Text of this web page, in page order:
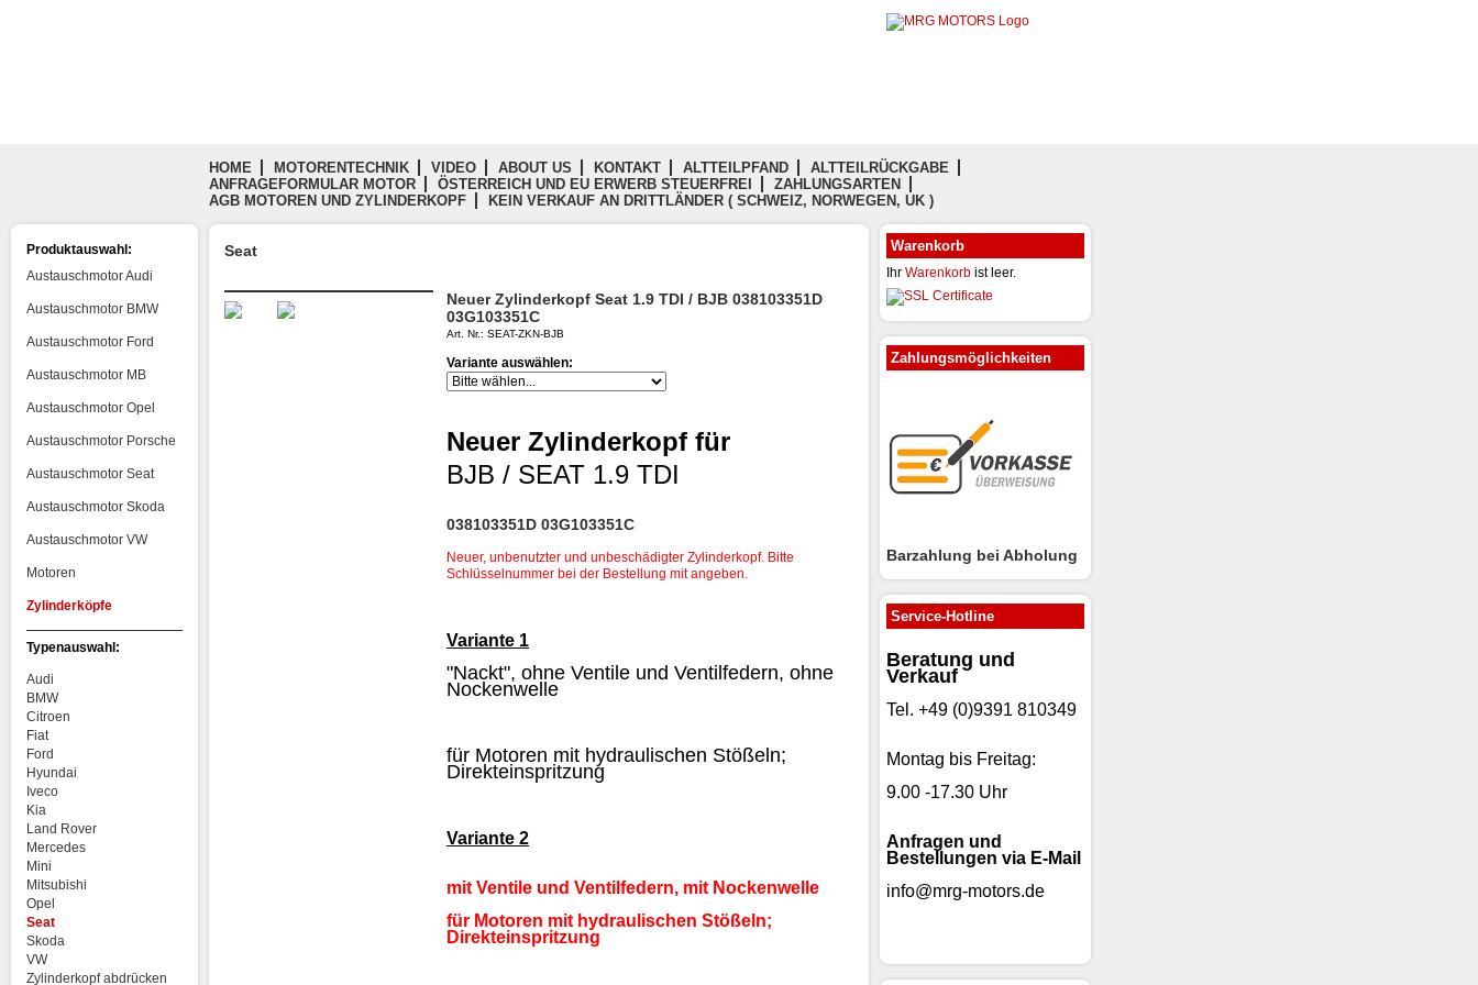
HOME MOTORENTECHNIK VIDEO ABOUT US KONTAKT ALTTEILPFAND
ALTTEILRÜCKGABE
ANFRAGEFORMULAR MOTOR
ÖSTERREICH UND EU ERWERB STEUERFREI
ZAHLUNGSARTEN
AGB MOTOREN UND ZYLINDERKOPF
KEIN VERKAUF AN DRITTLÄNDER ( SCHWEIZ, NORWEGEN, UK )
Produktauswahl:
Austauschmotor Audi
Austauschmotor BMW
Austauschmotor Ford
Austauschmotor MB
Austauschmotor Opel
Austauschmotor Porsche
Austauschmotor Seat
Austauschmotor Skoda
Austauschmotor VW
Motoren
Zylinderköpfe
Typenauswahl:
Audi
BMW
Citroen
Fiat
Ford
Hyundai
Iveco
Kia
Land Rover
Mercedes
Mini
Mitsubishi
Opel
Seat
Skoda
VW
Zylinderkopf abdrücken
Seat
Neuer Zylinderkopf Seat 1.9 TDI / BJB 038103351D
03G103351C
Art. Nr.: SEAT-ZKN-BJB
Variante auswählen:
Neuer Zylinderkopf für
BJB / SEAT 1.9 TDI
038103351D 03G103351C
Neuer, unbenutzter und unbeschädigter Zylinderkopf. Bitte
Schlüsselnummer bei der Bestellung mit angeben.
Variante 1
"Nackt", ohne Ventile und Ventilfedern, ohne
Nockenwelle
für Motoren mit hydraulischen Stößeln;
Direkteinspritzung
Variante 2
mit Ventile und Ventilfedern, mit Nockenwelle
für Motoren mit hydraulischen Stößeln;
Direkteinspritzung
Warenkorb
Ihr Warenkorb ist leer.
Zahlungsmöglichkeiten
Barzahlung bei Abholung
Service-Hotline
Beratung und
Verkauf
Tel. +49 (0)9391 810349
Montag bis Freitag:
9.00 -17.30 Uhr
Anfragen und
Bestellungen via E-Mail
info@mrg-motors.de